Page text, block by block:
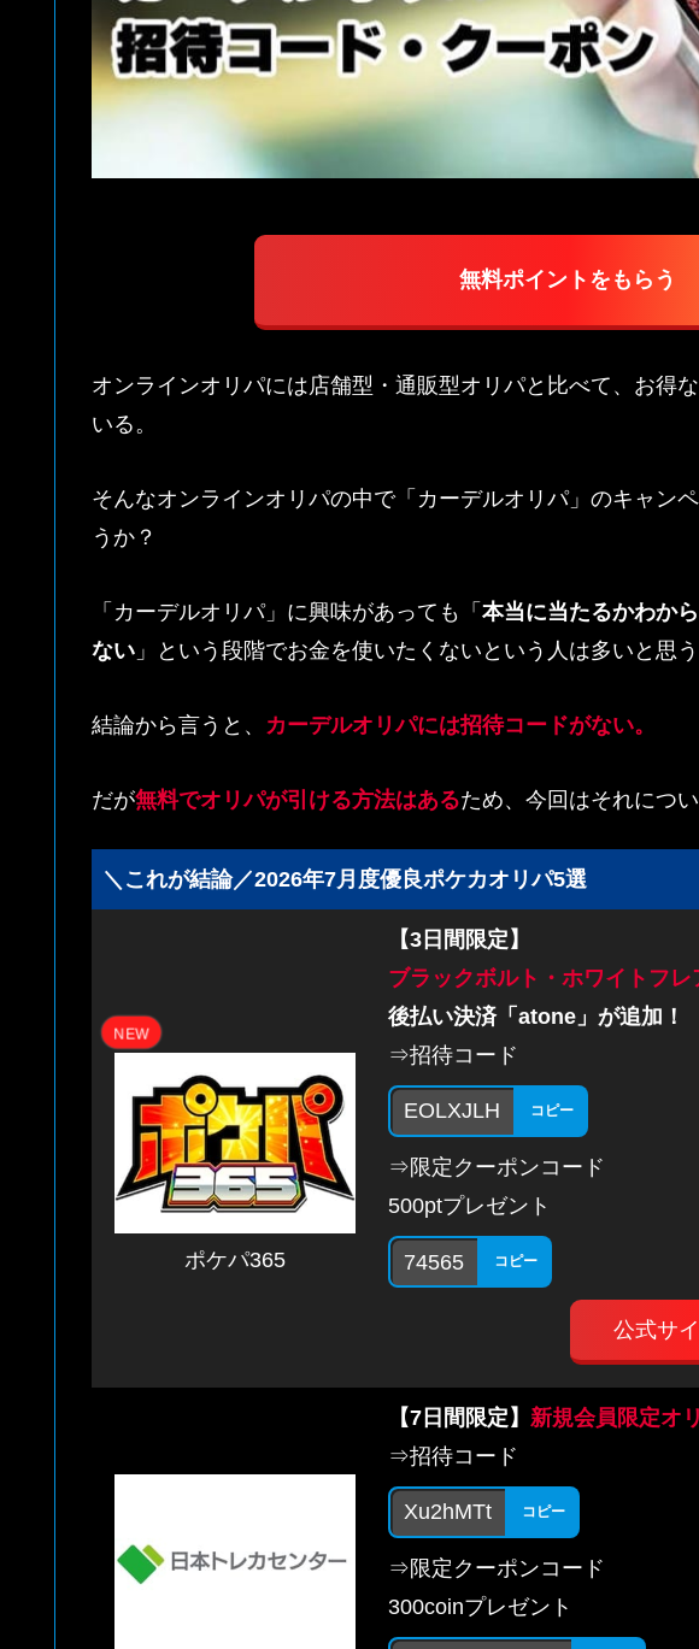
無料ポイントをもらう
オンラインオリパには店舗型・通販型オリパと比べて、お得
いる。
そんなオンラインオリパの中で「カーデルオリパ」のキャン
うか？
「カーデルオリパ」に興味があっても「 本当に当たるかわか
ない 」という段階でお金を使いたくないという人は多いと思う
結論から言うと、 カーデルオリパには招待コードがない。
だが無料でオリパが引ける方法はあるため、今回はそれにつ
＼これが結論／2026年7月度優良ポケカオリパ5選
NEW
ポケパ365
【3日間限定】
ブラックボルト・ホワイトフ
後払い決済「atone」が追加！
⇒招待コード
EOLXJLH コピー
⇒限定クーポンコード
500ptプレゼント
74565 コピー
公式サ
【7日間限定】 新規会員限定オ
⇒招待コード
Xu2hMTt コピー
⇒限定クーポンコード
300coinプレゼント